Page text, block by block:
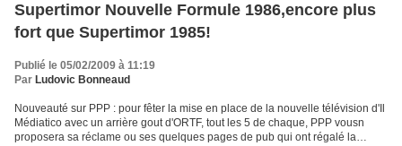
Supertimor Nouvelle Formule 1986,encore plus
fort que Supertimor 1985!
Publié le 05/02/2009 à 11:19
Par Ludovic Bonneaud
Nouveauté sur PPP : pour fêter la mise en place de la nouvelle télévision d'Il
Médiatico avec un arrière gout d'ORTF, tout les 5 de chaque, PPP vousn
proposera sa réclame ou ses quelques pages de pub qui ont régalé la